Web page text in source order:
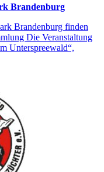
Brandenburg
Brandenburg finden
Die Veranstaltung
Unterspreewald“,